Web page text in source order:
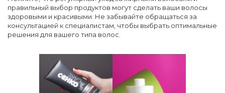
правильный выбор продуктов могут сделать ваши волосы
здоровыми и красивыми. Не забывайте обращаться за
консультацией к специалистам, чтобы выбрать оптимальные
решения для вашего типа волос.